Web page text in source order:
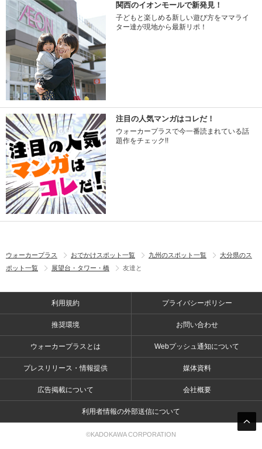
関西のイオンモールで新発見！
子どもと楽しめる新しい遊び方をママライ
ター達が現地から最新リポ！
注目の人気マンガはコレだ！
ウォーカープラスで今一番読まれている話
題作をチェック!!
ウォーカープラス おでかけスポット一覧 九州のスポット一覧
大分県のス
ポット一覧
展望台・タワー・橋 友達と
利用規約 プライバシーポリシー
推奨環境 お問い合わせ
ウォーカープラスとは Webプッシュ通知について
プレスリリース・情報提供 媒体資料
広告掲載について 会社概要
利用者情報の外部送信について
©KADOKAWA CORPORATION